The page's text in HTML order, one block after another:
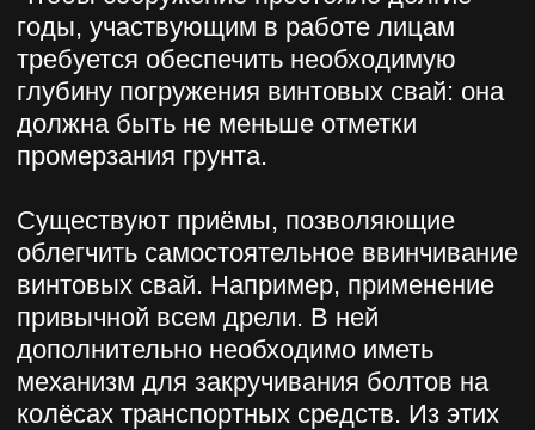
Нажимая на кнопку отправить
Вы соглашаетесь на обработку
Ваших персональных данных
компание ООО «Винстрой»
Телефон
+7
Заказать звонок